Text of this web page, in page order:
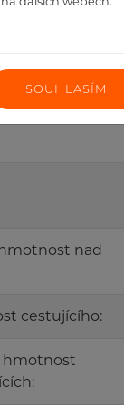
nad
cestujícího:
hmotnost
SOUHLASÍM